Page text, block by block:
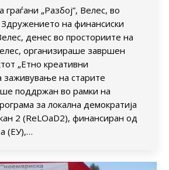
„Разбој”, Велес, во
на финансиски
денес во просториите на
организираше завршен
„Етно креативни
заживување на старите
поддржан во рамки на
за локална демократија
2 (ReLOaD2), финансиран од
(ЕУ),…